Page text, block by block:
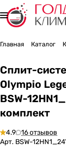
Главная Каталог
Сплит-
Olympio
BSW-
комплект
4.9
16 отзывов
Арт. BSW-